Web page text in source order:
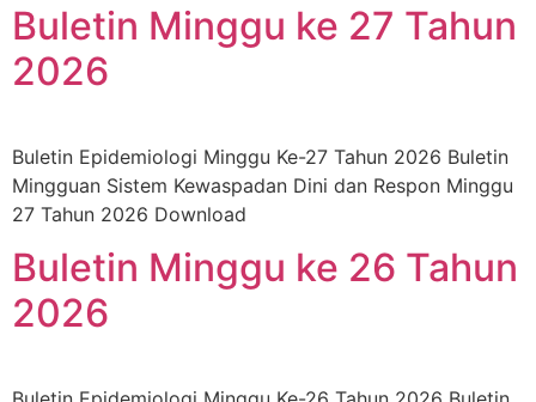
Buletin Minggu ke 27 Tahun
2026
Buletin Epidemiologi Minggu Ke-27 Tahun 2026 Buletin
Mingguan Sistem Kewaspadan Dini dan Respon Minggu
27 Tahun 2026 Download
Buletin Minggu ke 26 Tahun
2026